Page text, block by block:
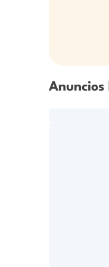
Anuncios